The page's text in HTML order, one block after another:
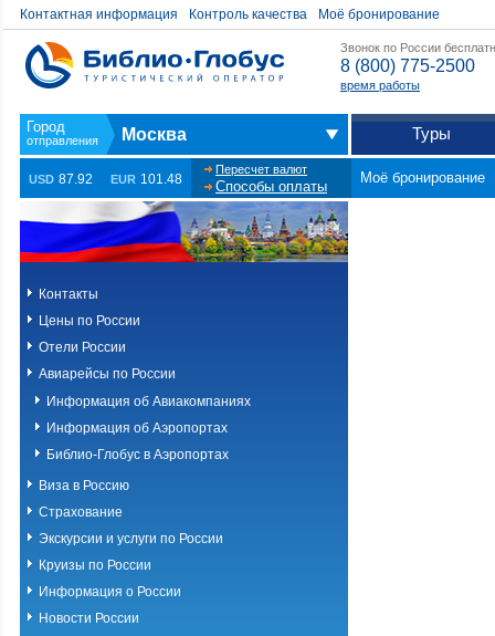
Контактная информация Контроль качества Моё бронирование
Звонок по России
8 (800) 775-2500
время работы
Москва Туры
USD 87.92 EUR 101.48
Пересчет валют
Способы оплаты
Моё бронирование
Контакты
Цены по России
Отели России
Авиарейсы по России
Информация об Авиакомпаниях
Информация об Аэропортах
Библио-Глобус в Аэропортах
Виза в Россию
Страхование
Экскурсии и услуги по России
Круизы по России
Информация о России
Новости России